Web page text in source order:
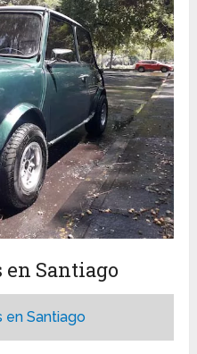
en Santiago
en Santiago